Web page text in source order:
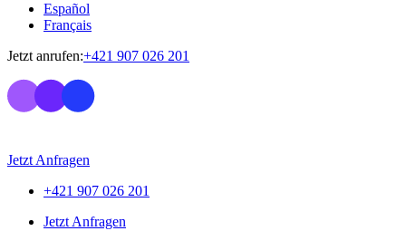
Español
Français
Jetzt anrufen:+421 907 026 201
Jetzt Anfragen
+421 907 026 201
Jetzt Anfragen